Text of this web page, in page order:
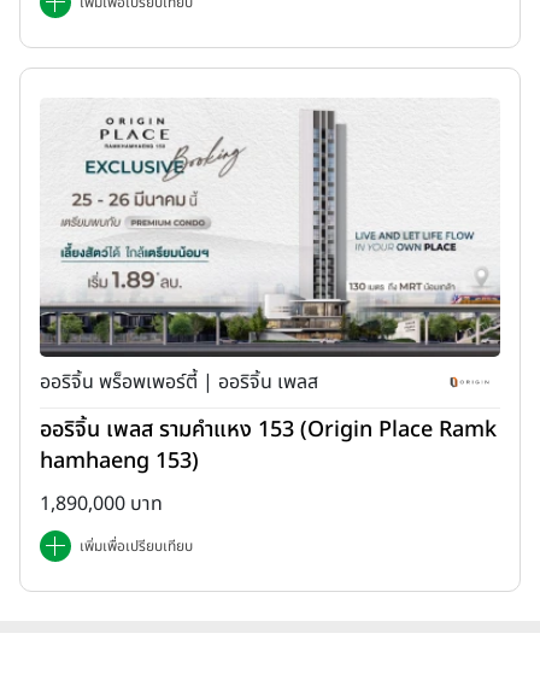
ออริจิ้น พร็อพเพอร์ตี้ | ออริจิ้น เพลส
ออริจิ้น เพลส รามคำแหง 153 (Origin Place Ramk
hamhaeng 153)
1,890,000 บาท
เพิ่มเพื่อเปรียบเทียบ